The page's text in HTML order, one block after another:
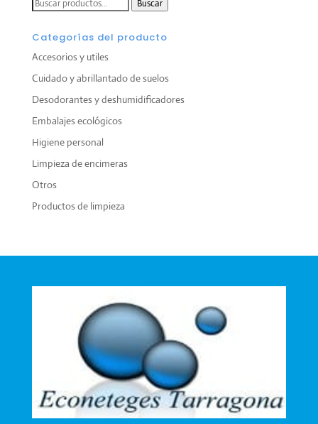
Buscar
Categorías del producto
Accesorios y utiles
Cuidado y abrillantado de suelos
Desodorantes y deshumidificadores
Embalajes ecológicos
Higiene personal
Limpieza de encimeras
Otros
Productos de limpieza